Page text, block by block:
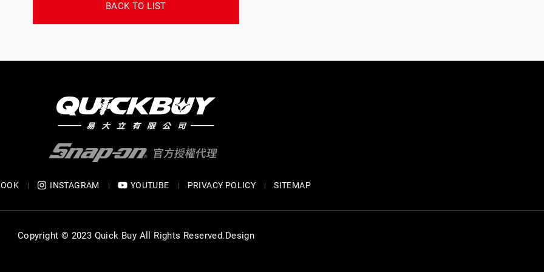
BACK TO LIST
INSTAGRAM YOUTUBE PRIVACY POLICY SITEMAP
Copyright © 2023 Quick Buy All Rights Reserved.Design